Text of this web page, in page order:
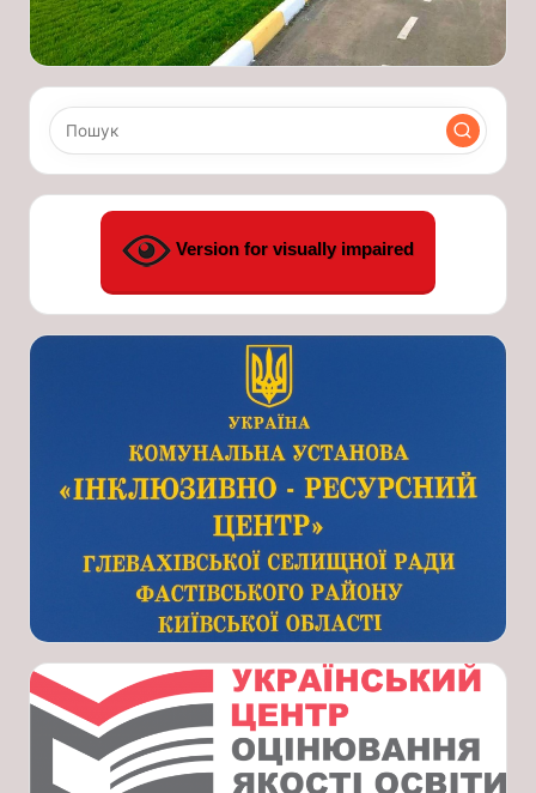
Version for visually impaired